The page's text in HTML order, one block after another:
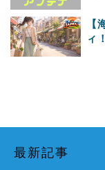
【
ィ
最新記事